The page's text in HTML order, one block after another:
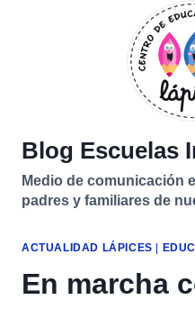
Blog Escuelas
Medio de comunicación
padres y familiares de
ACTUALIDAD LÁPICES
En marcha